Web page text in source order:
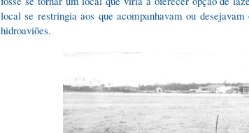
local se restringia aos que acompanhavam ou desejavam
hidroaviões.